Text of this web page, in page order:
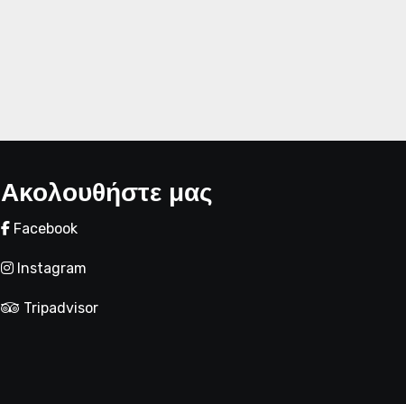
Ακολουθήστε μας
Facebook
Instagram
Tripadvisor